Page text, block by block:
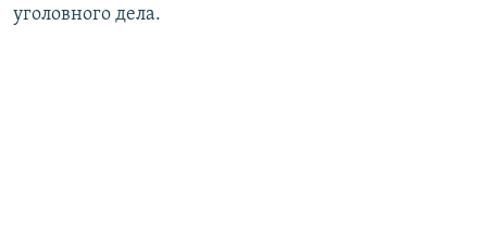
уголовного дела.